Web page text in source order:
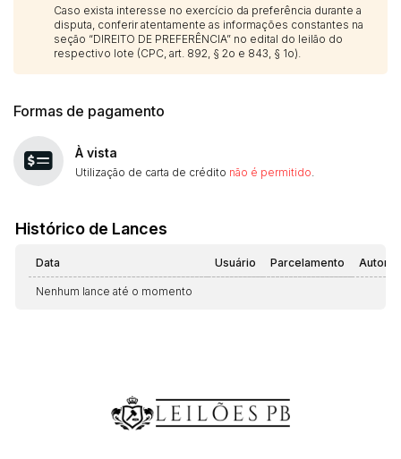
Caso exista interesse no exercício da preferência durante a
disputa, conferir atentamente as informações constantes na
seção “DIREITO DE PREFERÊNCIA” no edital do leilão do
respectivo lote (CPC, art. 892, § 2o e 843, § 1o).
Formas de pagamento
À vista
Utilização de carta de crédito não é permitido
Histórico de Lances
Data Usuário Parcelamento
Nenhum lance até o momento